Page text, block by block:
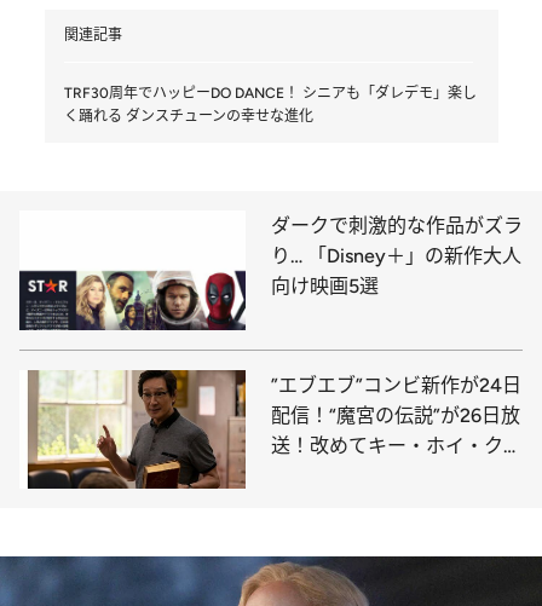
関連記事
TRF30周年でハッピーDO DANCE！ シニアも「ダレデモ」楽し
く踊れる ダンスチューンの幸せな進化
ダークで刺激的な作品がズラ
り… 「Disney＋」の新作大人
向け映画5選
”エブエブ”コンビ新作が24日
配信！“魔宮の伝説”が26日放
送！改めてキー・ホイ・クァ